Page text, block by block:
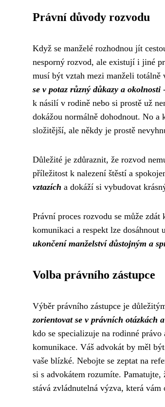
Právní důvody rozvodu
Když se manželé rozhodnou jít
nesporný rozvod, ale existují i jiné
musí být vztah mezi manželi totálně
se v potaz různý důkazy a okolnosti
k násilí v rodině nebo si prostě už
dokážou normálně dohodnout. No
složitější, ale někdy je prostě
Důležité je zdůraznit, že rozvod
příležitost k nalezení štěstí a
vztazích a dokáží si vybudovat
Právní proces rozvodu se může
komunikaci a respekt lze dosáhnout
ukončení manželství důstojným a
Volba právního zástupce
Výběr právního zástupce je
zorientovat se v právních otázkách
kdo se specializuje na rodinné
komunikace. Váš advokát by měl
vaše blízké. Nebojte se zeptat na
si s advokátem rozumíte.
stává zvládnutelná výzva, která